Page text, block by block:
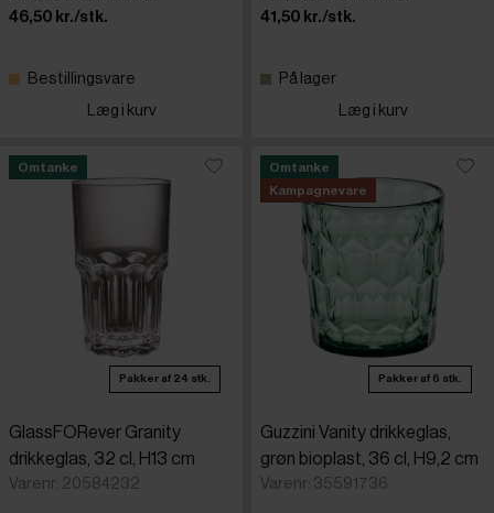
46,50 kr./stk.
Bestillingsvare
Læg i kurv
41,50 kr./stk.
På lager
Læg i kurv
Omtanke
Pakker af 24 stk.
GlassFORever Granity
drikkeglas, 32 cl, H13 cm
Varenr: 20584232
Omtanke
Kampagnevare
Pakker af 6 stk.
Guzzini Vanity drikkeglas,
grøn bioplast, 36 cl, H9,2 cm
Varenr: 35591736